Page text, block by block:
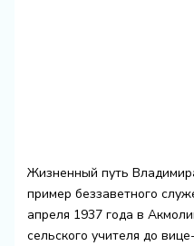
Жизненный путь
пример беззаветного
апреля 1937 года в
сельского учителя до